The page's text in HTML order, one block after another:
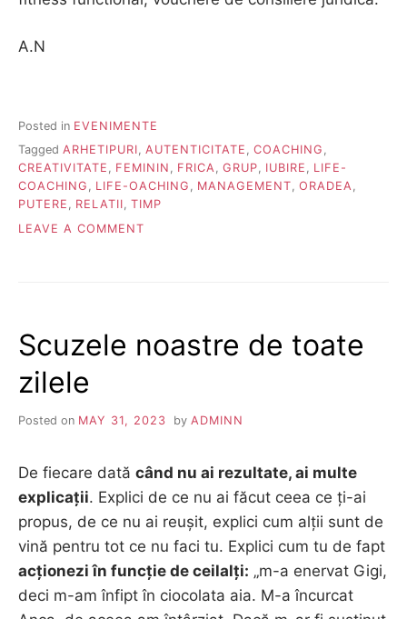
A.N
Posted in EVENIMENTE
Tagged ARHETIPURI, AUTENTICITATE , COACHING ,
CREATIVITATE , FEMININ , FRICA, GRUP, IUBIRE , LIFE-
COACHING , LIFE-OACHING , MANAGEMENT, ORADEA,
PUTERE , RELATII, TIMP
LEAVE A COMMENT
Scuzele noastre de toate
zilele
Posted on MAY 31, 2023 by ADMINN
De fiecare dată când nu ai rezultate, ai multe
explicații. Explici de ce nu ai făcut ceea ce ți-ai
propus, de ce nu ai reușit, explici cum alții sunt de
vină pentru tot ce nu faci tu. Explici cum tu de fapt
acționezi în funcție de ceilalți: „m-a enervat Gigi,
deci m-am înfipt în ciocolata aia. M-a încurcat